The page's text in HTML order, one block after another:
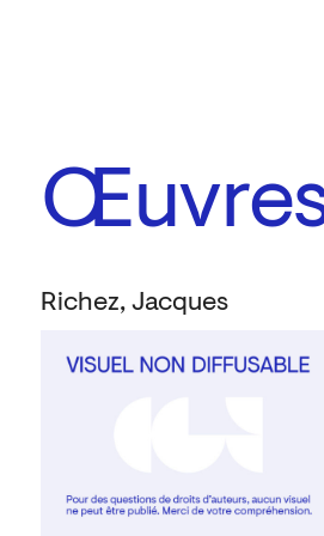
Richez, Jacques